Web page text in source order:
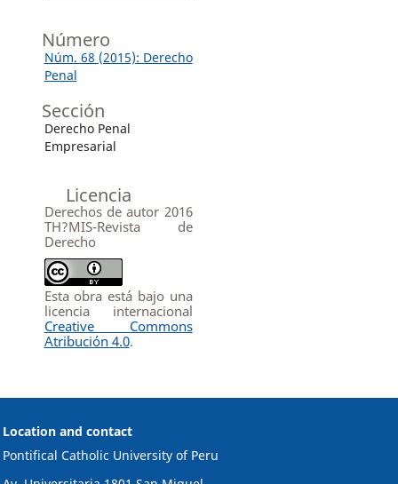
Número
Núm. 68 (2015): Derecho
Penal
Sección
Derecho Penal
Empresarial
Licencia
Derechos de autor 2016
TH?MIS-Revista de
Derecho
Esta obra está bajo una
licencia internacional
Creative Commons
Atribución 4.0.
Location and contact
Pontifical Catholic University of Peru